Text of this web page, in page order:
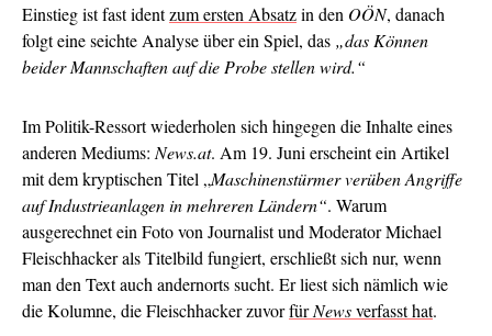
Einstieg ist fast identzum ersten Absatzin den OÖN, danach
folgt eine seichte Analyse über ein Spiel, das „das Können
beider Mannschaften auf die Probe stellen wird.“
Im Politik-Ressort wiederholen sich hingegen die Inhalte eines
anderen Mediums: News.at. Am 19. Juni erscheint ein Artikel
mit dem kryptischen Titel „Maschinenstürmer verüben Angriffe
auf Industrieanlagen in mehreren Ländern“. Warum
ausgerechnet ein Foto von Journalist und Moderator Michael
Fleischhacker als Titelbild fungiert, erschließt sich nur, wenn
man den Text auch andernorts sucht. Er liest sich nämlich wie
die Kolumne, die Fleischhacker zuvorfürNewsverfasst hat.